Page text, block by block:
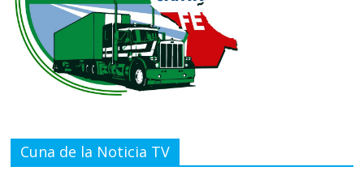
Cuna de la Noticia TV